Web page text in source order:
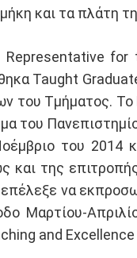
και τα πλάτη
Representative
Taught
Τμήματος. Το
του
του 2014
και της
να
Μαρτίου-
and